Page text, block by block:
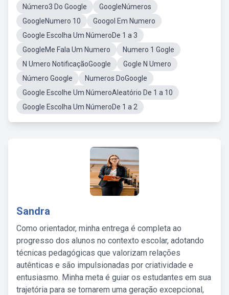
Número3 Do Google
GoogleNúmeros
GoogleNumero 10
Googol Em Numero
Google Escolha Um NúmeroDe 1 a 3
GoogleMe Fala Um Numero
Numero 1 Gogle
N Umero NotificaçãoGoogle
Gogle N Umero
Número Google
Numeros DoGoogle
Google Escolhe Um NúmeroAleatório De 1 a 10
Google Escolha Um NúmeroDe 1 a 2
Sandra
Como orientador, minha entrega é completa ao
progresso dos alunos no contexto escolar, adotando
técnicas pedagógicas que valorizam relações
autênticas e são impulsionadas por criatividade e
entusiasmo. Minha meta é guiar os estudantes em sua
trajetória para se tornarem uma geração excepcional,